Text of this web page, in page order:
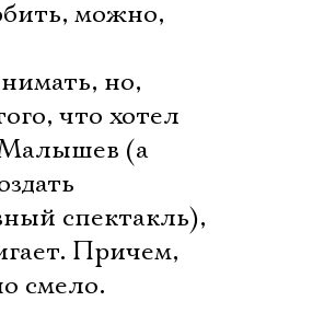
можно,
но,
что хотел
Малышев (а
спектакль),
Причем,
смело.